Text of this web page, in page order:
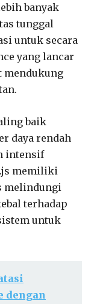
banyak
tunggal
untuk secara
yang lancar
mendukung
baik
daya rendah
intensif
memiliki
melindungi
terhadap
untuk
dengan